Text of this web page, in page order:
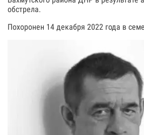
обстрела.
Похоронен 14 декабря 2022 года в